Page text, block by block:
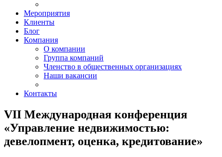
Мероприятия
Клиенты
Блог
Компания
О компании
Группа компаний
Членство в общественных организациях
Наши вакансии
Контакты
VII Международная конференция
«Управление недвижимостью:
девелопмент, оценка, кредитование»